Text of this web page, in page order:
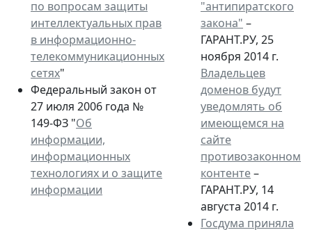
по вопросам защиты
интеллектуальных прав
в информационно-
телекоммуникационных
сетях"
Федеральный закон от
27 июля 2006 года №
149-ФЗ "Об
информации,
информационных
технологиях и о защите
информации
"антипиратского
закона" –
ГАРАНТ.РУ, 25
ноября 2014 г.
Владельцев
доменов будут
уведомлять об
имеющемся на
сайте
противозаконном
контенте–
ГАРАНТ.РУ, 14
августа 2014 г.
Госдума приняла